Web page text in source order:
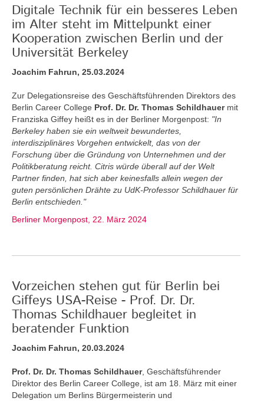
Digitale Technik für ein besseres Leben
im Alter steht im Mittelpunkt einer
Kooperation zwischen Berlin und der
Universität Berkeley
Joachim Fahrun, 25.03.2024
Zur Delegationsreise des Geschäftsführenden Direktors des
Berlin Career College Prof. Dr. Dr. Thomas Schildhauermit
Franziska Giffey heißt es in der Berliner Morgenpost: "In
Berkeley haben sie ein weltweit bewundertes,
interdisziplinäres Vorgehen entwickelt, das von der
Forschung über die Gründung von Unternehmen und der
Politikberatung reicht. Citris würde überall auf der Welt
Partner finden, hat sich aber keinesfalls allein wegen der
guten persönlichen Drähte zu UdK-Professor Schildhauer für
Berlin entschieden."
Berliner Morgenpost, 22. März 2024
Vorzeichen stehen gut für Berlin bei
Giffeys USA-Reise - Prof. Dr. Dr.
Thomas Schildhauer begleitet in
beratender Funktion
Joachim Fahrun, 20.03.2024
Prof. Dr. Dr. Thomas Schildhauer, Geschäftsführender
Direktor des Berlin Career College, ist am 18. März mit einer
Delegation um Berlins Bürgermeisterin und